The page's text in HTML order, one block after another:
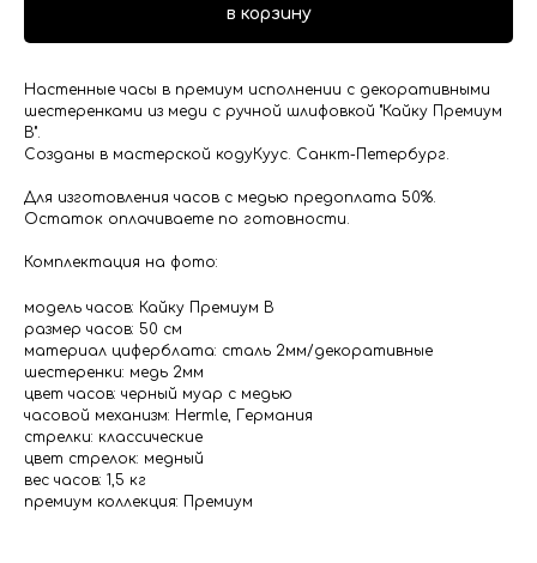
в корзину
Настенные часы в премиум исполнении с декоративными
шестеренками из меди с ручной шлифовкой "Кайку Премиум
В".
Созданы в мастерской кодуКуус. Санкт-Петербург.
Для изготовления часов с медью предоплата 50%.
Остаток оплачиваете по готовности.
Комплектация на фото:
модель часов: Кайку Премиум В
размер часов: 50 см
материал циферблата: сталь 2мм/декоративные
шестеренки: медь 2мм
цвет часов: черный муар с медью
часовой механизм: Hermle, Германия
стрелки: классические
цвет стрелок: медный
вес часов: 1,5 кг
премиум коллекция: Премиум